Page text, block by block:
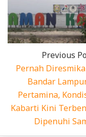
N
D
O
E
I
A
Post
2019-
12-
30
Previous
Pernah
Bandar
Pertamina,
Kabarti Kini
Dipenuhi